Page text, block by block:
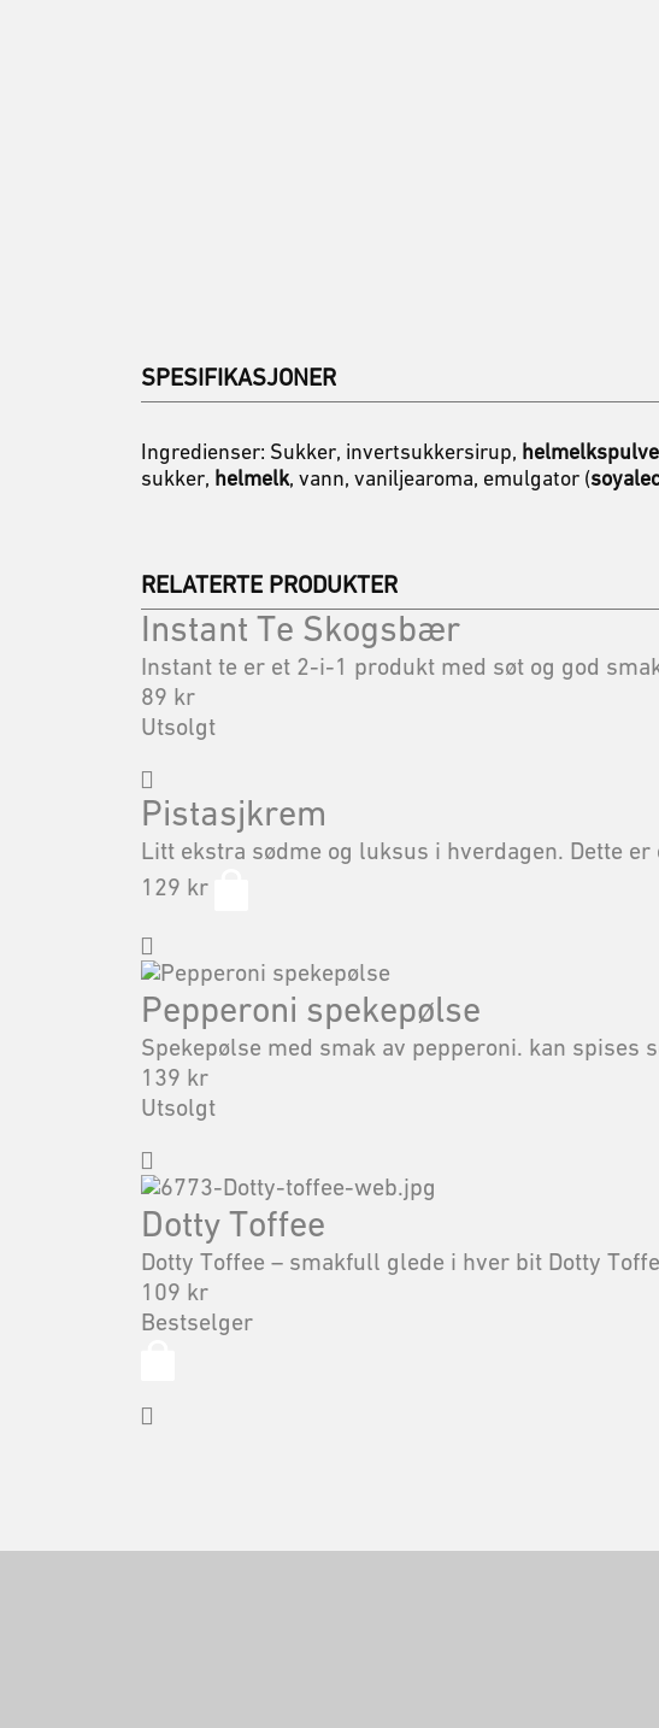
SPESIFIKASJONER
Ingredienser: Sukker, invertsukkersirup,
sukker, helmelk, vann, vaniljearoma, emulgator (
RELATERTE PRODUKTER
Instant Te Skogsbær
Instant te er et 2-i-1 produkt med søt og god
89 kr
Utsolgt
Pistasjkrem
Litt ekstra sødme og luksus i hverdagen. Dette
129 kr
Pepperoni spekepølse
Spekepølse med smak av pepperoni. kan spises
139 kr
Utsolgt
Dotty Toffee
Dotty Toffee – smakfull glede i hver bit Dotty
109 kr
Bestselger